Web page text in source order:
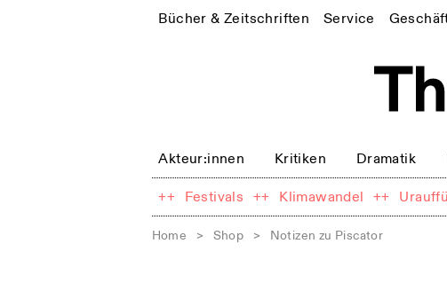
Bücher & Zeitschriften Service
Akteur:innen Kritiken Dramatik
++ Festivals ++ Klimawandel ++
Home > Shop > Notizen zu Piscator